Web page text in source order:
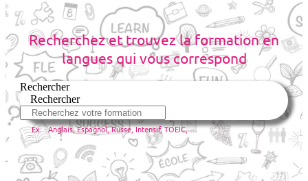
Recherchez et trouvez la formation en
langues qui vous correspond
Rechercher
Rechercher
Ex. : Anglais, Espagnol, Russe, Intensif, TOEIC, …